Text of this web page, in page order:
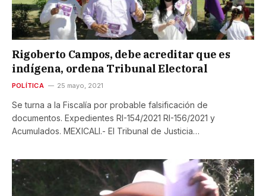
Rigoberto Campos, debe acreditar que es
indígena, ordena Tribunal Electoral
POLÍTICA 25 mayo, 2021
Se turna a la Fiscalía por probable falsificación de
documentos. Expedientes RI-154/2021 RI-156/2021 y
Acumulados. MEXICALI.- El Tribunal de Justicia…